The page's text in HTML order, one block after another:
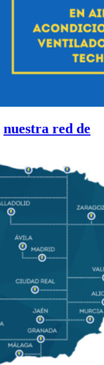
nuestra red de